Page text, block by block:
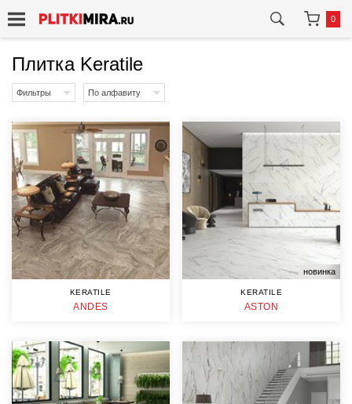
0
Плитка Keratile
Фильтры По алфавиту
KERATILE
ANDES
новинка
KERATILE
ASTON